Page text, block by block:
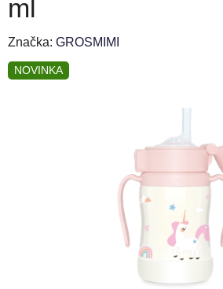
ml
Značka: GROSMIMI
NOVINKA